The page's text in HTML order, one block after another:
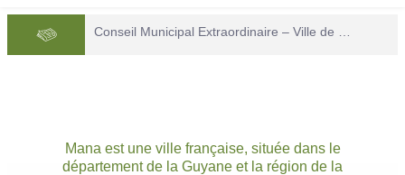
Mana est une ville française, située dans le
département de la Guyane et la région de la